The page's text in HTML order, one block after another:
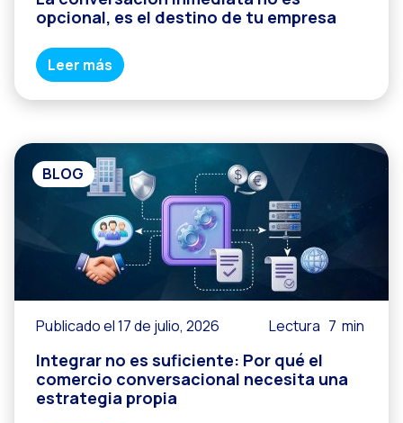
opcional, es el destino de tu empresa
Leer más
BLOG
Publicado el 17 de julio, 2026 Lectura 7 min
Integrar no es suficiente: Por qué el
comercio conversacional necesita una
estrategia propia